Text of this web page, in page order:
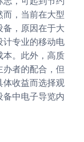
，当前在大型
备，原因在于大
计专业的移动电
本。此外，高质
者的配合，但
体收益而选择观
备中电子导览内